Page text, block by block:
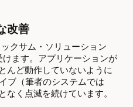
改善
クサム・ソリューション
ます。アプリケーションが
んど動作していないように
ブ（筆者のシステムでは
なく点滅を続けています。